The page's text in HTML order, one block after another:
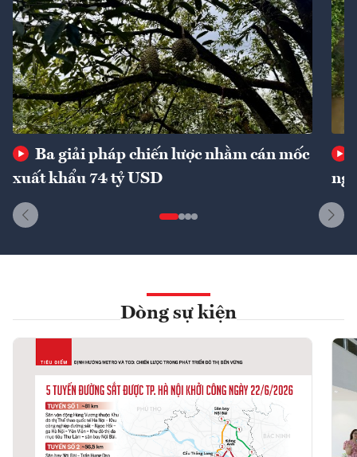
Ba giải pháp chiến lược nhằm cán mốc
xuất khẩu 74 tỷ USD
Dòng sự kiện